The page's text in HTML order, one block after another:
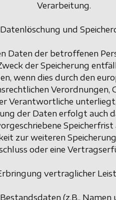
Verarbeitung.
und
Daten der betroffenen
der Speicherung
wenn dies durch den
Verordnungen,
Verantwortliche
der Daten erfolgt auch
Speicherfrist
zur weiteren
oder eine
vertraglicher
(z.B., Namen